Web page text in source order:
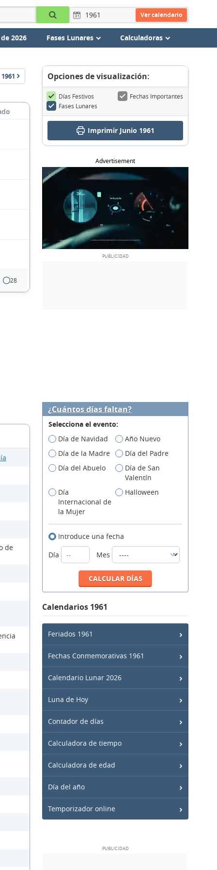
Ver calendario
2026 Fases Lunares Calculadoras
1961
28
Opciones de visualización:
Días Festivos
Fechas Importantes
Fases Lunares
Imprimir Junio 1961
Advertisement
de
¿Cuántos días faltan?
Selecciona el evento:
Día de Navidad
Año Nuevo
Día de la Madre
Día del Padre
Día del Abuelo
Día de San
Valentín
Día
Internacional de
la Mujer
Halloween
Introduce una fecha
Día
Mes
Calendarios 1961
Feriados 1961
Fechas Conmemorativas 1961
Calendario Lunar 2026
Luna de Hoy
Contador de días
Calculadora de tiempo
Calculadora de edad
Día del año
Temporizador online